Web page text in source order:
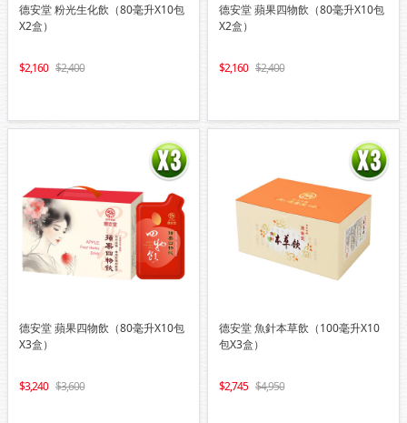
德安堂 粉光生化飲（80毫升X10包
X2盒）
2,160 2,400
德安堂 蘋果四物飲（80毫升X10包
X2盒）
2,160 2,400
德安堂 蘋果四物飲（80毫升X10包
X3盒）
3,240 3,600
德安堂 魚針本草飲（100毫升X10
包X3盒）
2,745 4,950